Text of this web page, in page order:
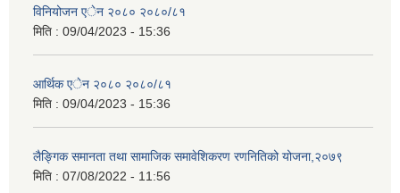
विनियोजन एेन २०८० २०८०/८१
मिति : 09/04/2023 - 15:36
आर्थिक एेन २०८० २०८०/८१
मिति : 09/04/2023 - 15:36
लैङ्गिक समानता तथा सामाजिक समावेशिकरण रणनितिको योजना,२०७९
मिति : 07/08/2022 - 11:56